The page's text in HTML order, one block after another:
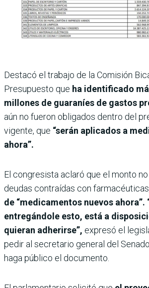
Destacó el trabajo de la Comisión
Presupuesto que ha identificado
millones de guaraníes de gastos
aún no fueron obligados dentro del
vigente, que “serán aplicados a
ahora”.
El congresista aclaró que el monto
deudas contraídas con
de “medicamentos nuevos ahora”.
entregándole esto, está a
quieran adherirse”, expresó el
pedir al secretario general del
haga público el documento.